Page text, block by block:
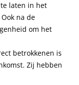
laten in het
na de
om het
betrokkenen is
Zij hebben